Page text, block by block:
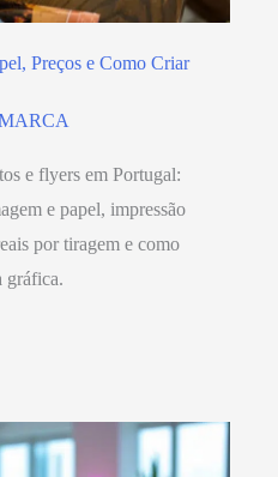
Preços e Como Criar
e flyers em Portugal:
e papel, impressão
por tiragem e como
gráfica.